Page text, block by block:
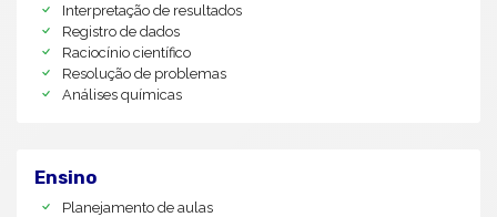
Interpretação de resultados
Registro de dados
Raciocínio científico
Resolução de problemas
Análises químicas
Ensino
Planejamento de aulas